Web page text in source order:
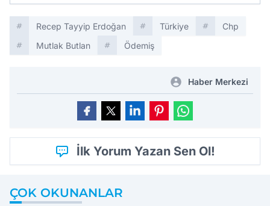
Recep Tayyip Erdoğan Türkiye
Chp
Mutlak Butlan
Ödemiş
Haber Merkezi
İlk Yorum Yazan Sen Ol!
ÇOK OKUNANLAR